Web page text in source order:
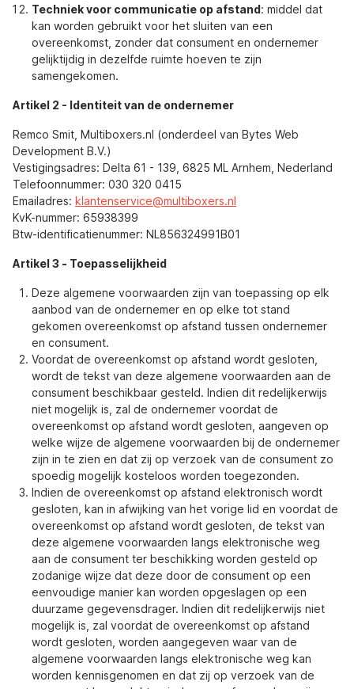
Techniek voor communicatie op afstand: middel dat
kan worden gebruikt voor het sluiten van een
overeenkomst, zonder dat consument en ondernemer
gelijktijdig in dezelfde ruimte hoeven te zijn
samengekomen.
Artikel 2 - Identiteit van de ondernemer
Remco Smit, Multiboxers.nl (onderdeel van Bytes Web
Development B.V.)
Vestigingsadres: Delta 61 - 139, 6825 ML Arnhem, Nederland
Telefoonnummer: 030 320 0415
Emailadres: klantenservice@multiboxers.nl
KvK-nummer: 65938399
Btw-identificatienummer: NL856324991B01
Artikel 3 - Toepasselijkheid
Deze algemene voorwaarden zijn van toepassing op elk
aanbod van de ondernemer en op elke tot stand
gekomen overeenkomst op afstand tussen ondernemer
en consument.
Voordat de overeenkomst op afstand wordt gesloten,
wordt de tekst van deze algemene voorwaarden aan de
consument beschikbaar gesteld. Indien dit redelijkerwijs
niet mogelijk is, zal de ondernemer voordat de
overeenkomst op afstand wordt gesloten, aangeven op
welke wijze de algemene voorwaarden bij de ondernemer
zijn in te zien en dat zij op verzoek van de consument zo
spoedig mogelijk kosteloos worden toegezonden.
Indien de overeenkomst op afstand elektronisch wordt
gesloten, kan in afwijking van het vorige lid en voordat de
overeenkomst op afstand wordt gesloten, de tekst van
deze algemene voorwaarden langs elektronische weg
aan de consument ter beschikking worden gesteld op
zodanige wijze dat deze door de consument op een
eenvoudige manier kan worden opgeslagen op een
duurzame gegevensdrager. Indien dit redelijkerwijs niet
mogelijk is, zal voordat de overeenkomst op afstand
wordt gesloten, worden aangegeven waar van de
algemene voorwaarden langs elektronische weg kan
worden kennisgenomen en dat zij op verzoek van de